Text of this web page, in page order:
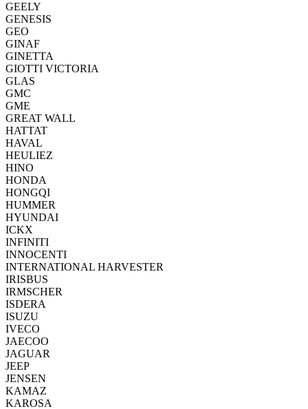
GEELY
GENESIS
GEO
GINAF
GINETTA
GIOTTI VICTORIA
GLAS
GMC
GME
GREAT WALL
HATTAT
HAVAL
HEULIEZ
HINO
HONDA
HONGQI
HUMMER
HYUNDAI
ICKX
INFINITI
INNOCENTI
INTERNATIONAL HARVESTER
IRISBUS
IRMSCHER
ISDERA
ISUZU
IVECO
JAECOO
JAGUAR
JEEP
JENSEN
KAMAZ
KAROSA